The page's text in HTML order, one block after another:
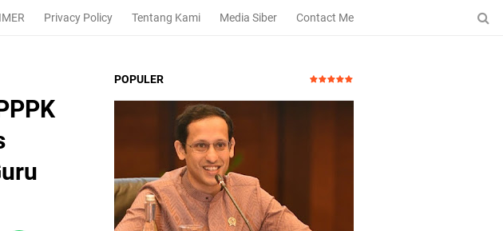
Privacy Policy Tentang Kami Media Siber Contact Me
POPULER